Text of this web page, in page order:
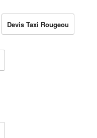
Devis Taxi Rougeou